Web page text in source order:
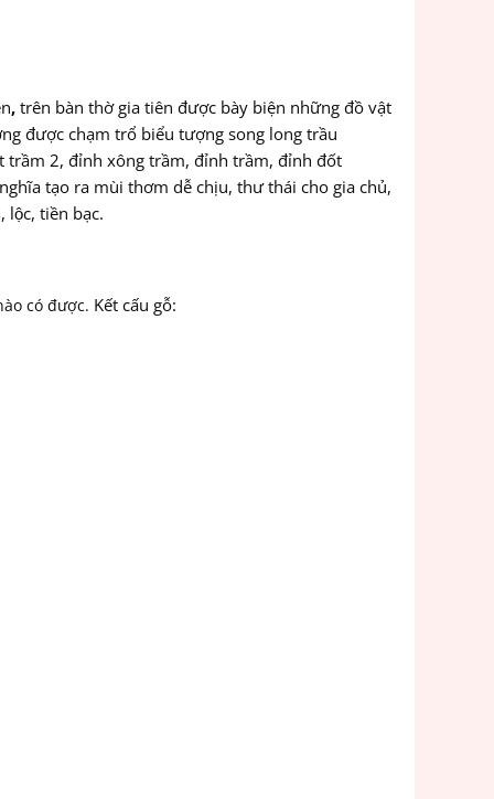
, trên bàn thờ gia tiên được bày biện những đồ vật
được chạm trổ biểu tượng song long trầu
trầm 2, đỉnh xông trầm, đỉnh trầm, đỉnh đốt
tạo ra mùi thơm dễ chịu, thư thái cho gia chủ,
lộc, tiền bạc.
có được. Kết cấu gỗ: